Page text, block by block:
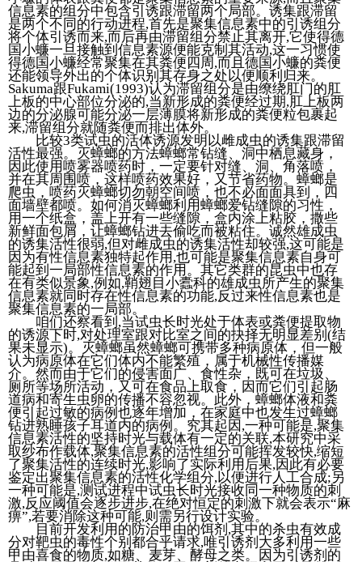
信息素的组分中包含引诱跟滞留两个局部。诱集跟滞留
是两个不同的行动进程,首先是聚集信息素中的引诱组分
将个体引诱而来,而后再由滞留组分禁止其离开,它使得德
国小蠊一旦接触到信息素源便能克制其活动,这一习惯使
得德国小蠊经常聚集在其粪便四周,而且德国小蠊的粪便
还能领导外出的个体识别其存身之处以便顺利归来。
Sakuma跟Fukami(1993)认为滞留组分是由缭绕肛门的肛
上板的中心部位分泌的,当新形成的粪便经过期,肛上板两
边的分泌腺可能分泌一层薄膜将新形成的粪便粒包裹起
来,滞留组分就随粪便而排出体外。
比较3类试虫的活体诱源发明以雌成虫的诱集跟滞留
活性最强。灭蟑螂的方法蟑螂常钻缝、洞中栖息藏身，
因此使用喷雾器喷药时，一定要针对缝、洞、角落喷，
并在其周围喷，这样喷药效果好，又节省药物。蟑螂是
爬虫，喷药灭蟑螂切勿朝空间喷，也不必面面具到，四
面墙壁都喷。如何消灭蟑螂利用蟑螂爱钻缝隙的习性，
用一个纸盒，盖上开有一些缝隙，盒内涂上粘胶，撒些
新鲜面包屑，让蟑螂钻进去偷吃而被粘住。诚然雄成虫
的诱集活性很弱,但对雌成虫的诱集活性却较强,这可能是
因为有性信息素独特起作用,也可能是聚集信息素自身可
能起到一局部性信息素的作用。其它类群的昆虫中也存
在有类似景象,例如,鞘翅目小蠹科的雄成虫所产生的聚集
信息素就同时存在性信息素的功能,反过来性信息素也是
聚集信息素的一局部。
咱们还察看到,当试虫长时光处于体表或粪便提取物
的诱源下时,对处理室跟对比室之间的抉择无明显差别(结
果未显示)。灭蟑螂虽然蟑螂可携带多种病原体，但一般
认为病原体在它们体内不能繁殖，属于机械性传播媒
介。然而由于它们的侵害面广、食性杂，既可在垃圾、
厕所等场所活动，又可在食品上取食，因而它们引起肠
道病和寄生虫卵的传播不容忽视。此外，蟑螂体液和粪
便引起过敏的病例也逐年增加，在家庭中也发生过蟑螂
钻进熟睡孩子耳道内的病例。究其起因,一种可能是,聚集
信息素活性的坚持时光与载体有一定的关联,本研究中采
取纱布作载体,聚集信息素的活性组分可能挥发较快,缩短
了聚集活性的连续时光,影响了实际利用后果,因此有必要
鉴定出聚集信息素的活性化学组分,以便进行人工合成;另
一种可能是,测试进程中试虫长时光接收同一种物质的刺
激,反应阈值会逐步进步,在绝对恒定的刺激下就会表示“麻
痹”,若要消除这种可能,则需另行设计实验。
目前开发利用的防治甲由的饵剂,其中的杀虫有效成
分对靶虫的毒性个别都合乎请求,唯引诱剂大多利用一些
甲由喜食的物质,如糖、麦芽、酵母之类。因为引诱剂的